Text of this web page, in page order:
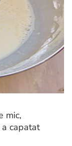
mic,
capatat